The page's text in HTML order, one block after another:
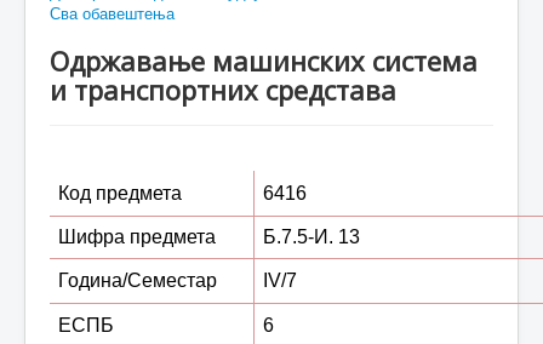
Сва обавештења
Одржавање машинских система
и транспортних средстава
Код предмета 6416
Шифра предмета Б.7.5-И. 13
Година/Семестар IV/7
ЕСПБ 6